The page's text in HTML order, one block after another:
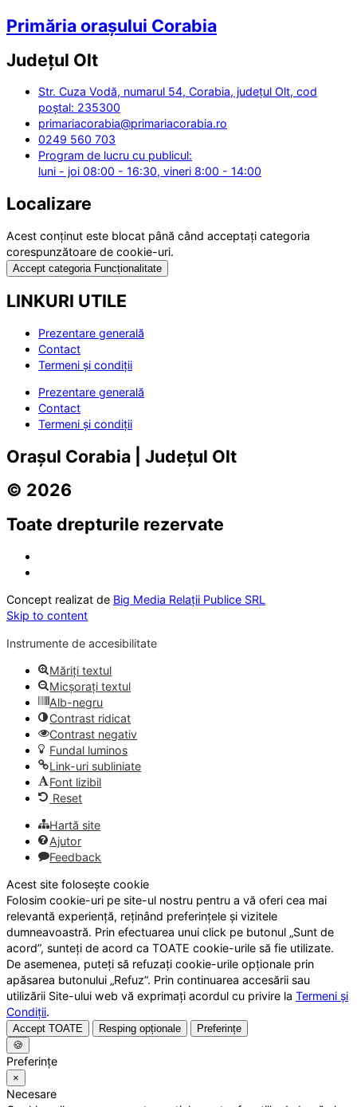
Primăria orașului Corabia
Județul Olt
Str. Cuza Vodă, numarul 54, Corabia, județul Olt, cod
poștal: 235300
primariacorabia@primariacorabia.ro
0249 560 703
Program de lucru cu publicul:
luni - joi 08:00 - 16:30, vineri 8:00 - 14:00
Localizare
Acest conținut este blocat până când acceptați categoria
corespunzătoare de cookie-uri.
Accept categoria Funcționalitate
LINKURI UTILE
Prezentare generală
Contact
Termeni și condiții
Prezentare generală
Contact
Termeni și condiții
Orașul Corabia | Județul Olt
© 2026
Toate drepturile rezervate
Concept realizat de Big Media Relații Publice SRL
Skip to content
Instrumente de accesibilitate
Măriți textul
Micșorați textul
Alb-negru
Contrast ridicat
Contrast negativ
Fundal luminos
Link-uri subliniate
Font lizibil
Reset
Hartă site
Ajutor
Feedback
Acest site folosește cookie
Folosim cookie-uri pe site-ul nostru pentru a vă oferi cea mai
relevantă experiență, reținând preferințele și vizitele
dumneavoastră. Prin efectuarea unui click pe butonul „Sunt de
acord”, sunteți de acord ca TOATE cookie-urile să fie utilizate.
De asemenea, puteți să refuzați cookie-urile opționale prin
apăsarea butonului „Refuz”. Prin continuarea accesării sau
utilizării Site-ului web vă exprimați acordul cu privire la Termeni și
Condiții.
Accept TOATE Resping opționale
Preferințe
🍪
Preferințe
×
Necesare